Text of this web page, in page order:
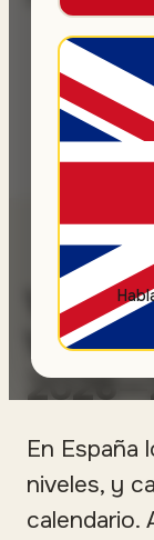
En
niveles, y
calendario.